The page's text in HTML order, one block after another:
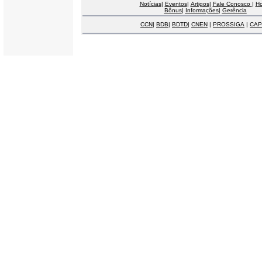
Notícias| Eventos| Artigos| Fale Conosco |
Bônus| Informações| Gerência
CCN| BDB| BDTD| CNEN | PROSSIGA |